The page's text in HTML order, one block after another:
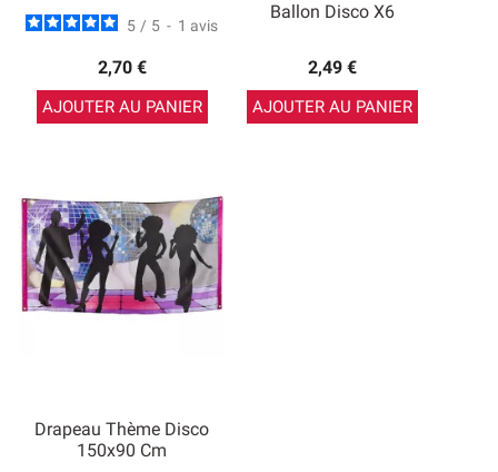
5 / 5 - 1 avis
2,70 €
AJOUTER AU PANIER
Ballon Disco X6
2,49 €
AJOUTER AU PANIER
Drapeau Thème Disco
150x90 Cm